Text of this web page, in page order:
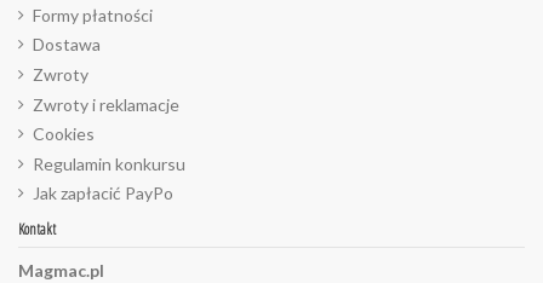
Formy płatności
Dostawa
Zwroty
Zwroty i reklamacje
Cookies
Regulamin konkursu
Jak zapłacić PayPo
Kontakt
Magmac.pl